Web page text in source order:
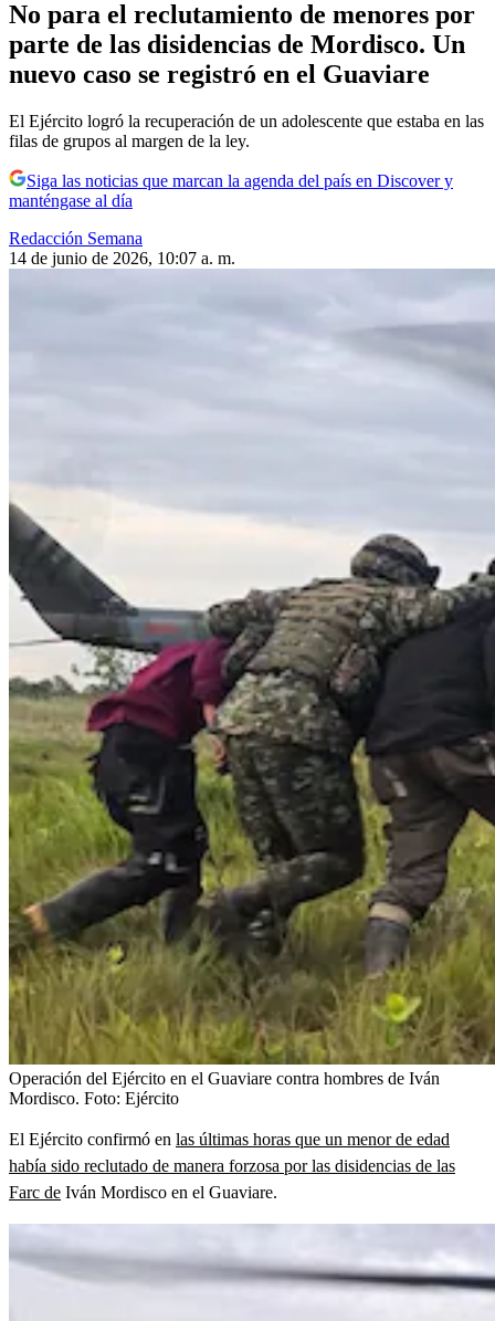
No para el reclutamiento de menores por
parte de las disidencias de Mordisco. Un
nuevo caso se registró en el Guaviare
El Ejército logró la recuperación de un adolescente que estaba en las
filas de grupos al margen de la ley.
Siga las noticias que marcan la agenda del país en Discover y
manténgase al día
Redacción Semana
14 de junio de 2026, 10:07 a. m.
Operación del Ejército en el Guaviare contra hombres de Iván
Mordisco. Foto: Ejército
El Ejército confirmó en las últimas horas que un menor de edad
había sido reclutado de manera forzosa por las disidencias de las
Farc de Iván Mordisco en el Guaviare.